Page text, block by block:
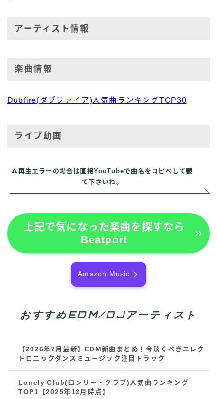
アーティスト情報
楽曲情報
Dubfire(ダブファイア)人気曲ランキングTOP30
ライブ動画
再生エラーの場合は直接YouTubeで曲名をコピペして観
て下さいね。
上記で気になった楽曲を探すなら
Beatport
Amazon Music
おすすめEDM/DJアーティスト
【2026年7月最新】EDM新曲まとめ！今聴くべきエレク
トロニックダンスミュージック注目トラック
Lonely Club(ロンリー・クラブ)人気曲ランキング
TOP1【2025年12月時点】